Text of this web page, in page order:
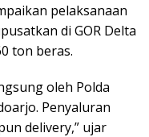
pelaksanaan
di GOR Delta
ton beras.
oleh Polda
Penyaluran
delivery,” ujar